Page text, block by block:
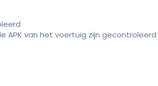
APK van het voertuig zijn gecontroleerd